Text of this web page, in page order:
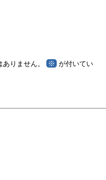
りません。 ※ が付いてい